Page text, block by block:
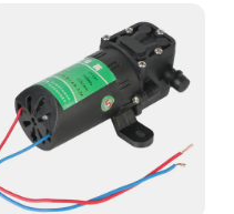
Enthusiasts
game-changer in the
from high-quality,